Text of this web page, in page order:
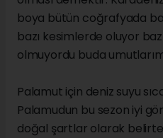
boya bütün coğrafyada
bazı kesimlerde oluyor
olmuyordu buda
Palamut için deniz suyu
Palamudun bu sezon iyi
doğal şartlar olarak